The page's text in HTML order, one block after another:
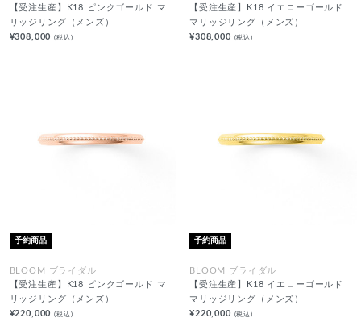
【受注生産】K18 ピンクゴールド マ
リッジリング（メンズ）
¥308,000(税込)
【受注生産】K18 イエローゴールド
マリッジリング（メンズ）
¥308,000 (税込)
予約商品
BLOOM ブライダル
【受注生産】K18 ピンクゴールド マ
リッジリング（メンズ）
¥220,000(税込)
予約商品
BLOOM ブライダル
【受注生産】K18 イエローゴールド
マリッジリング（メンズ）
¥220,000 (税込)